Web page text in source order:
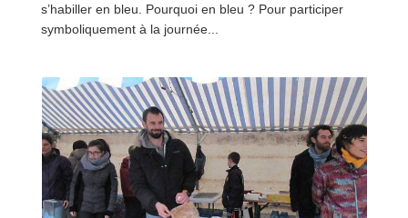
s’habiller en bleu. Pourquoi en bleu ? Pour participer
symboliquement à la journée...